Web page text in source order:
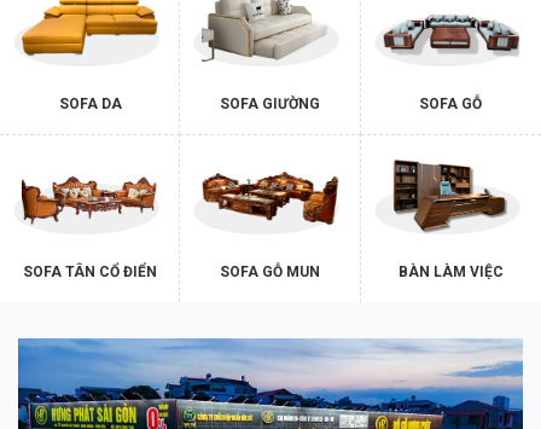
SOFA DA SOFA GIƯỜNG SOFA GỖ
SOFA TÂN CỔ ĐIỂN SOFA GỖ MUN BÀN LÀM VIỆC